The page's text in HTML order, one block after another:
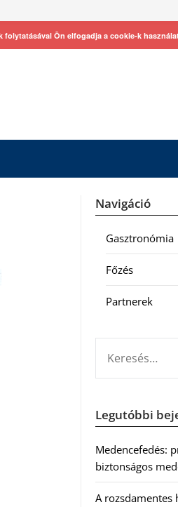
Navigáció
Gasztronómia
Főzés
Partnerek
Legutóbbi
Medencefedés:
biztonságos
A
folytatásával Ön elfogadja a cookie-k